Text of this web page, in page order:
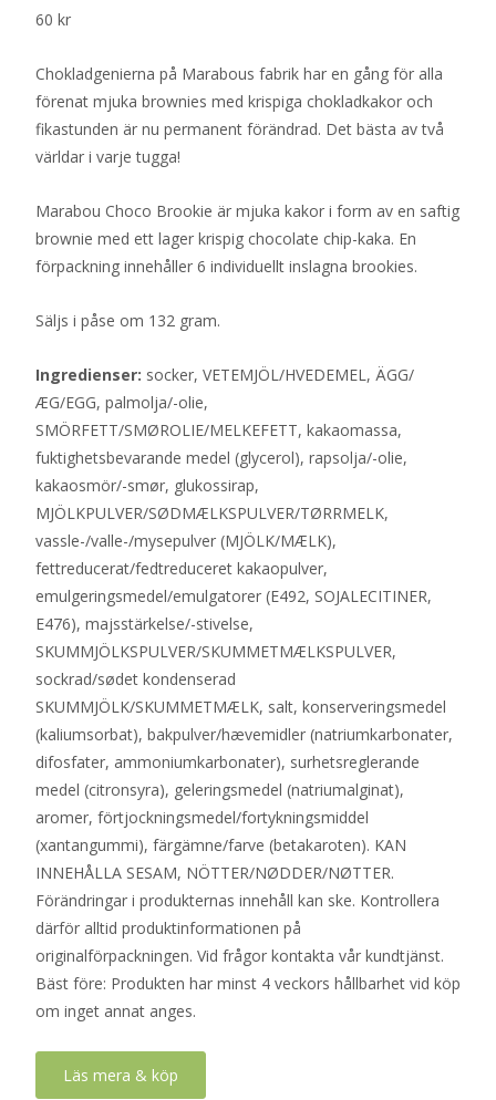
60 kr
Chokladgenierna på Marabous fabrik har en gång för alla
förenat mjuka brownies med krispiga chokladkakor och
fikastunden är nu permanent förändrad. Det bästa av två
världar i varje tugga!
Marabou Choco Brookie är mjuka kakor i form av en saftig
brownie med ett lager krispig chocolate chip-kaka. En
förpackning innehåller 6 individuellt inslagna brookies.
Säljs i påse om 132 gram.
Ingredienser: socker, VETEMJÖL/HVEDEMEL, ÄGG/
ÆG/EGG, palmolja/-olie,
SMÖRFETT/SMØROLIE/MELKEFETT, kakaomassa,
fuktighetsbevarande medel (glycerol), rapsolja/-olie,
kakaosmör/-smør, glukossirap,
MJÖLKPULVER/SØDMÆLKSPULVER/TØRRMELK,
vassle-/valle-/mysepulver (MJÖLK/MÆLK),
fettreducerat/fedtreduceret kakaopulver,
emulgeringsmedel/emulgatorer (E492, SOJALECITINER,
E476), majsstärkelse/-stivelse,
SKUMMJÖLKSPULVER/SKUMMETMÆLKSPULVER,
sockrad/sødet kondenserad
SKUMMJÖLK/SKUMMETMÆLK, salt, konserveringsmedel
(kaliumsorbat), bakpulver/hævemidler (natriumkarbonater,
difosfater, ammoniumkarbonater), surhetsreglerande
medel (citronsyra), geleringsmedel (natriumalginat),
aromer, förtjockningsmedel/fortykningsmiddel
(xantangummi), färgämne/farve (betakaroten). KAN
INNEHÅLLA SESAM, NÖTTER/NØDDER/NØTTER.
Förändringar i produkternas innehåll kan ske. Kontrollera
därför alltid produktinformationen på
originalförpackningen. Vid frågor kontakta vår kundtjänst.
Bäst före: Produkten har minst 4 veckors hållbarhet vid köp
om inget annat anges.
Läs mera & köp